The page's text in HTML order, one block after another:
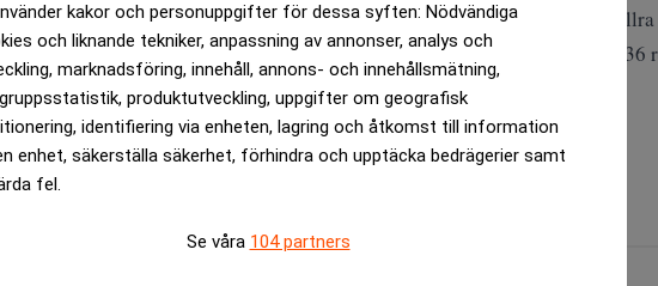
kakor och personuppgifter för dessa syften: Nödvändiga
och liknande tekniker, anpassning av annonser, analys och
marknadsföring, innehåll, annons- och innehållsmätning,
produktutveckling, uppgifter om geografisk
identifiering via enheten, lagring och åtkomst till information
enhet, säkerställa säkerhet, förhindra och upptäcka bedrägerier samt
fel.
Se våra 104 partners
finansinstitut minskade däremot skulden med 25 miljarder, till allra
Sveriges Riksbank och Icke finansiella sektorn minskade sin skuld med 36
är kostnadsfritt: Prenumerera